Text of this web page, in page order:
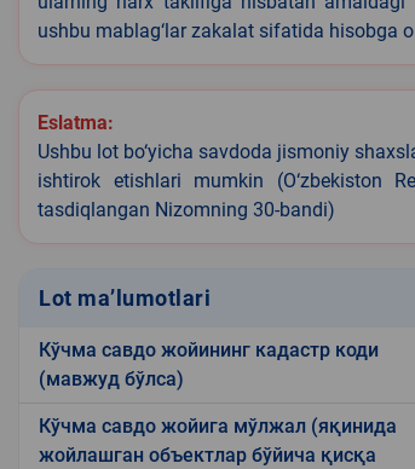
ushbu mablag‘lar zakalat sifatida hisobga
Eslatma:
Ushbu lot bo‘yicha savdoda jismoniy
ishtirok etishlari mumkin (O‘zbekiston
tasdiqlangan Nizomning 30-bandi)
Lot ma’lumotlari
Кўчма савдо жойининг кадастр коди
(мавжуд бўлса)
Кўчма савдо жойига мўлжал (яқинида
жойлашган объектлар бўйича қисқа